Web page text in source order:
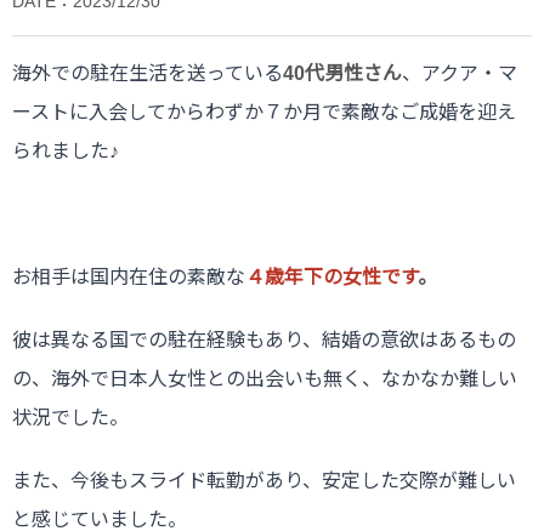
海外での駐在生活を送っている40代男性さん、アクア・マ
ーストに入会してからわずか７か月で素敵なご成婚を迎え
られました♪
お相手は国内在住の素敵な ４歳年下の女性です。
彼は異なる国での駐在経験もあり、結婚の意欲はあるもの
の、海外で日本人女性との出会いも無く、なかなか難しい
状況でした。
また、今後もスライド転勤があり、安定した交際が難しい
と感じていました。